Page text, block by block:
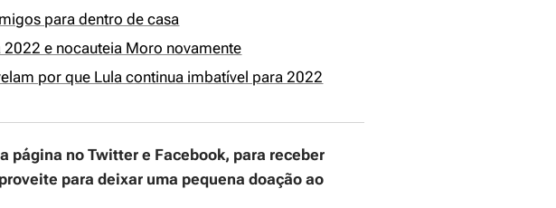
para dentro de casa
e nocauteia Moro novamente
por que Lula continua imbatível para 2022
página no Twitter e Facebook, para receber
para deixar uma pequena doação ao